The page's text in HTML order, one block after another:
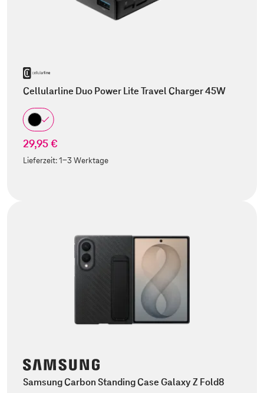
Cellularline Duo Power Lite Travel Charger 45W
29,95 €
Lieferzeit:1-3 Werktage
Samsung Carbon Standing Case Galaxy Z Fold8